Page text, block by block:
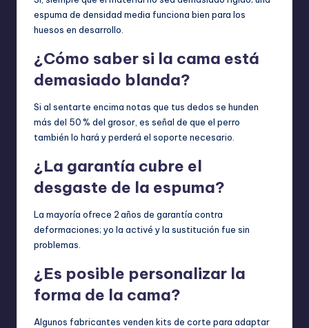
espuma de densidad media funciona bien para los
huesos en desarrollo.
¿Cómo saber si la cama está
demasiado blanda?
Si al sentarte encima notas que tus dedos se hunden
más del 50 % del grosor, es señal de que el perro
también lo hará y perderá el soporte necesario.
¿La garantía cubre el
desgaste de la espuma?
La mayoría ofrece 2 años de garantía contra
deformaciones; yo la activé y la sustitución fue sin
problemas.
¿Es posible personalizar la
forma de la cama?
Algunos fabricantes venden kits de corte para adaptar